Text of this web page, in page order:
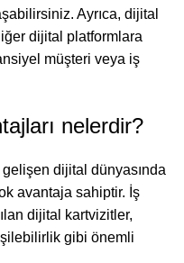
Ayrıca, dijital
dijital platformlara
müşteri veya iş
nelerdir?
dijital dünyasında
avantaja sahiptir. İş
dijital kartvizitler,
gibi önemli